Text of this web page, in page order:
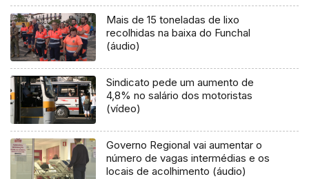
Mais de 15 toneladas de lixo
recolhidas na baixa do Funchal
(áudio)
Sindicato pede um aumento de
4,8% no salário dos motoristas
(vídeo)
Governo Regional vai aumentar o
número de vagas intermédias e os
locais de acolhimento (áudio)